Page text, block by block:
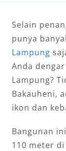
Selain
punya
Lampung
Anda
Lampung?
Bakauheni,
ikon dan
Bangunan
110 meter